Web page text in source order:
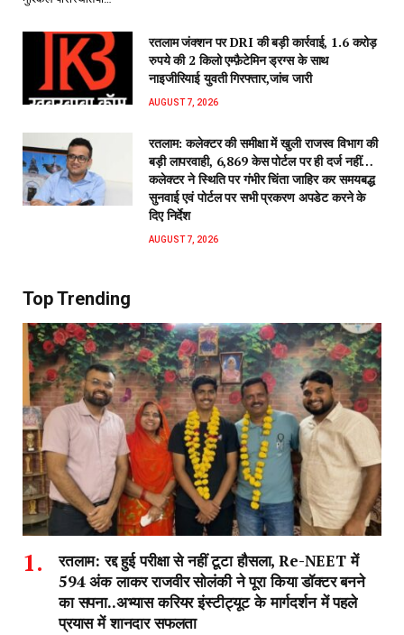
रतलाम जंक्शन पर DRI की बड़ी कार्रवाई, 1.6 करोड़
रुपये की 2 किलो एम्फ़ैटेमिन ड्रग्स के साथ
नाइजीरियाई युवती गिरफ्तार,जांच जारी
AUGUST 7, 2026
रतलाम: कलेक्टर की समीक्षा में खुली राजस्व विभाग की
बड़ी लापरवाही, 6,869 केस पोर्टल पर ही दर्ज नहीं…
कलेक्टर ने स्थिति पर गंभीर चिंता जाहिर कर समयबद्ध
सुनवाई एवं पोर्टल पर सभी प्रकरण अपडेट करने के
दिए निर्देश
AUGUST 7, 2026
Top Trending
रतलाम: रद्द हुई परीक्षा से नहीं टूटा हौसला, Re-NEET में
594 अंक लाकर राजवीर सोलंकी ने पूरा किया डॉक्टर बनने
का सपना..अभ्यास करियर इंस्टीट्यूट के मार्गदर्शन में पहले
प्रयास में शानदार सफलता